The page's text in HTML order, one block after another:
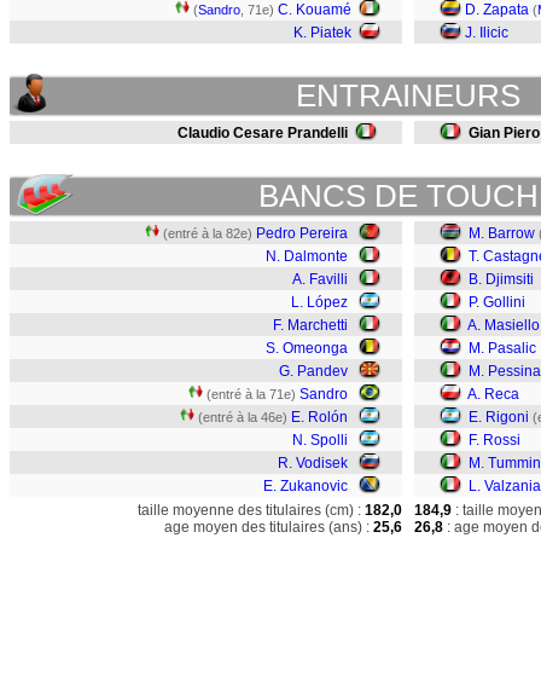
(Sandro , 71e) C. Kouamé
K. Piatek
D. Zapata (
J. Ilicic
ENTRAINEURS
Claudio Cesare Prandelli Gian
BANCS DE
(entré à la 82e) Pedro Pereira
N. Dalmonte
A. Favilli
L. López
F. Marchetti
S. Omeonga
G. Pandev
(entré à la 71e) Sandro
(entré à la 46e) E. Rolón
N. Spolli
R. Vodisek
E. Zukanovic
M. Barrow
T.
B. Djimsiti
P. Gollini
A. Masiello
M. Pasalic
M. Pessina
A. Reca
E. Rigoni
F. Rossi
M.
L. Valzania
taille moyenne des titulaires (cm) : 182,0
age moyen des titulaires (ans) : 25,6
184,9 : taille
26,8 : age moyen